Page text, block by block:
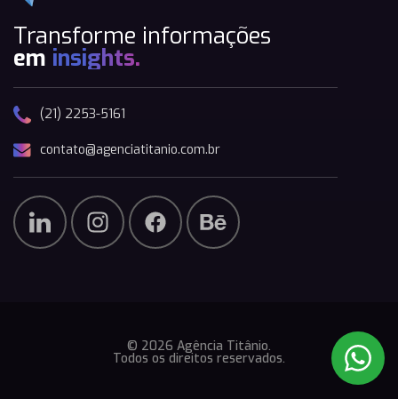
Transforme informações
em insights.
(21) 2253-5161
contato@agenciatitanio.com.br
© 2026 Agência Titânio.
Todos os direitos reservados.